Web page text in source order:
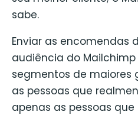
sabe.
Enviar as encomendas
audiência do Mailchimp
segmentos de maiores
as pessoas que
apenas as pessoas